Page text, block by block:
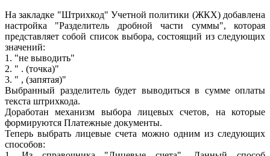
На закладке "Штрихкод" Учетной политики (ЖКХ) добавлена
настройка "Разделитель дробной части суммы", которая
представляет собой список выбора, состоящий из следующих
значений:
1. "не выводить"
2. " . (точка)"
3. " , (запятая)"
Выбранный разделитель будет выводиться в сумме оплаты
текста штрихкода.
Доработан механизм выбора лицевых счетов, на которые
формируются Платежные документы.
Теперь выбрать лицевые счета можно одним из следующих
способов: